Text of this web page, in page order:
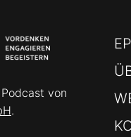
von
.